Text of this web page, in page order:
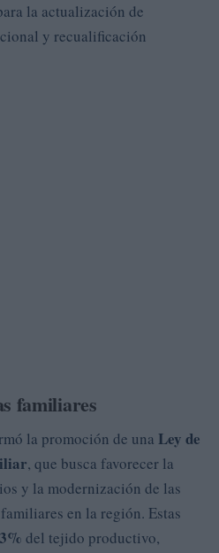
la actualización de
y recualificación
familiares
la promoción de una Ley de
, que busca favorecer la
y la modernización de las
en la región. Estas
del tejido productivo,